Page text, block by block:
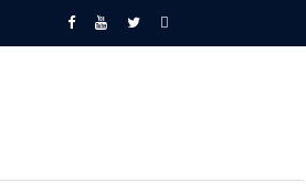
a la conmemoración del 8 de marzo